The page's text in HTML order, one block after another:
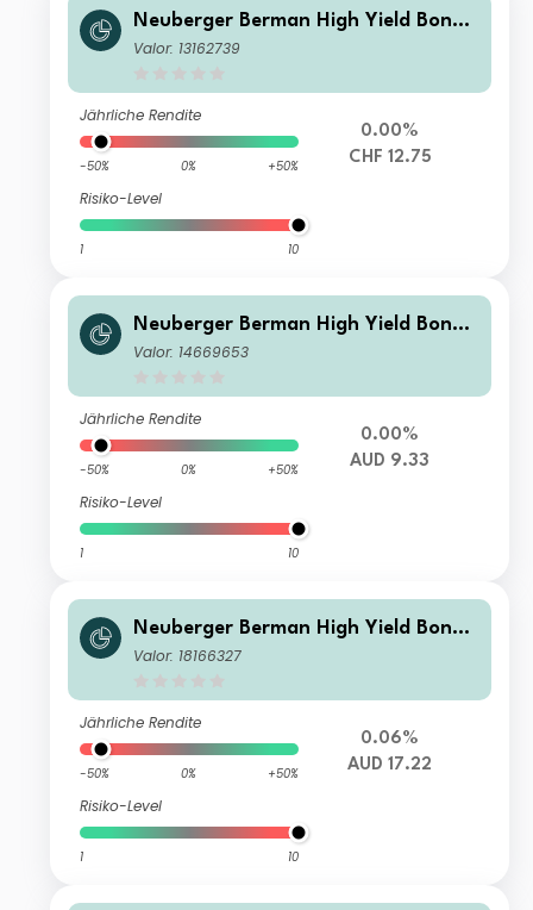
Neuberger Berman High Yield Bond
Fund CHF A Accumulating Class
Valor: 13162739
Jährliche Rendite
-50% 0% +50%
Risiko-Level
1 10
0.00%
CHF 12.75
Neuberger Berman High Yield Bond
Fund AUD I Income Class
Valor: 14669653
Jährliche Rendite
-50% 0% +50%
Risiko-Level
1 10
0.00%
AUD 9.33
Neuberger Berman High Yield Bond
Fund AUD A Accumulating Class
Valor: 18166327
Jährliche Rendite
-50% 0% +50%
Risiko-Level
1 10
0.06%
AUD 17.22